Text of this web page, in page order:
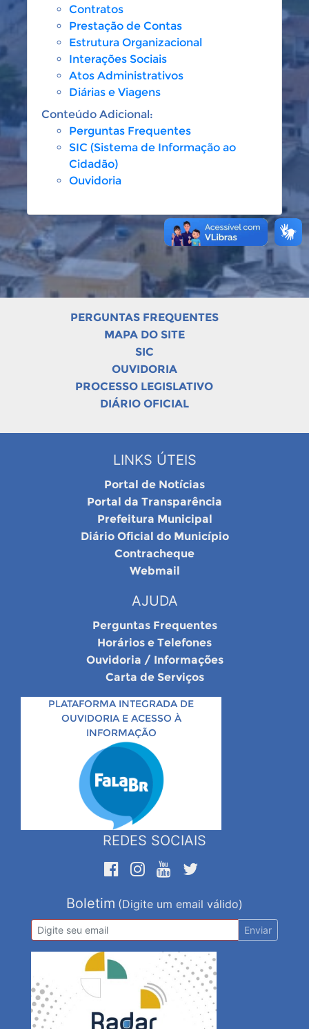
Contratos
Prestação de Contas
Estrutura Organizacional
Interações Sociais
Atos Administrativos
Diárias e Viagens
Conteúdo Adicional:
Perguntas Frequentes
SIC (Sistema de Informação ao
Cidadão)
Ouvidoria
PERGUNTAS FREQUENTES
MAPA DO SITE
SIC
OUVIDORIA
PROCESSO LEGISLATIVO
DIÁRIO OFICIAL
LINKS ÚTEIS
Portal de Notícias
Portal da Transparência
Prefeitura Municipal
Diário Oficial do Município
Contracheque
Webmail
AJUDA
Perguntas Frequentes
Horários e Telefones
Ouvidoria / Informações
Carta de Serviços
PLATAFORMA INTEGRADA DE
OUVIDORIA E ACESSO À
INFORMAÇÃO
REDES SOCIAIS
Boletim (Digite um email válido)
Enviar